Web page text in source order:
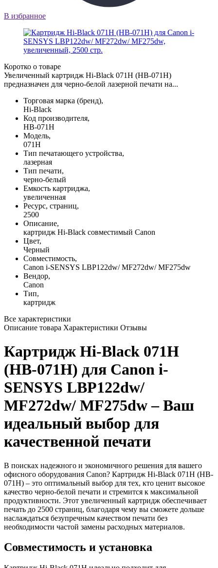
В избранное
Коротко о товаре
Увеличенный картридж Hi-Black 071H (HB-071H)
предназначен для черно-белой лазерной печати на...
Торговая марка (бренд),
Hi-Black
Код производителя,
HB-071H
Модель,
071H
Тип печатающего устройства,
лазерная
Тип печати,
черно-белый
Емкость картриджа,
увеличенная
Ресурс, страниц,
2500
Описание,
картридж Hi-Black совместимый Canon
Цвет,
Черный
Совместимость,
Canon i-SENSYS LBP122dw/ MF272dw/ MF275dw
Вендор,
Canon
Тип,
картридж
Все характеристики
Описание товара Характеристики Отзывы
Картридж Hi-Black 071H
(HB-071H) для Canon i-
SENSYS LBP122dw/
MF272dw/ MF275dw – Ваш
идеальный выбор для
качественной печати
В поисках надежного и экономичного решения для вашего
офисного оборудования Canon? Картридж Hi-Black 071H (HB-
071H) – это оптимальный выбор для тех, кто ценит высокое
качество черно-белой печати и стремится к максимальной
продуктивности. Этот увеличенный картридж обеспечивает
печать до 2500 страниц, благодаря чему вы сможете дольше
наслаждаться безупречным качеством печати без
необходимости частой замены расходных материалов.
Совместимость и установка